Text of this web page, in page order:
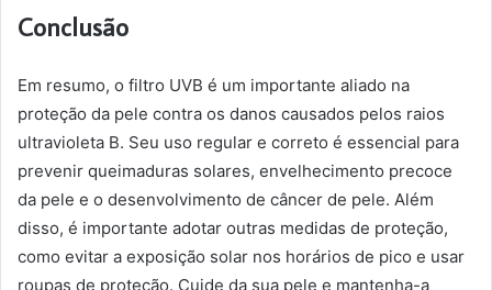
Conclusão
Em resumo, o filtro UVB é um importante aliado na
proteção da pele contra os danos causados pelos raios
ultravioleta B. Seu uso regular e correto é essencial para
prevenir queimaduras solares, envelhecimento precoce
da pele e o desenvolvimento de câncer de pele. Além
disso, é importante adotar outras medidas de proteção,
como evitar a exposição solar nos horários de pico e usar
roupas de proteção. Cuide da sua pele e mantenha-a